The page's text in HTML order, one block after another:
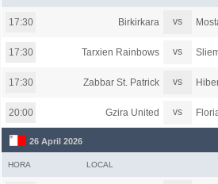
17:30 Birkirkara vs
17:30 Tarxien Rainbows vs
17:30 Zabbar St. Patrick vs
20:00 Gzira United vs
26 April 2026
HORA LOCAL